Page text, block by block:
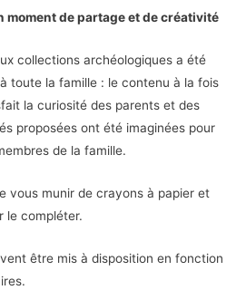
moment de partage et de créativité
collections archéologiques a été
toute la famille : le contenu à la fois
la curiosité des parents et des
proposées ont été imaginées pour
de la famille.
vous munir de crayons à papier et
le compléter.
être mis à disposition en fonction